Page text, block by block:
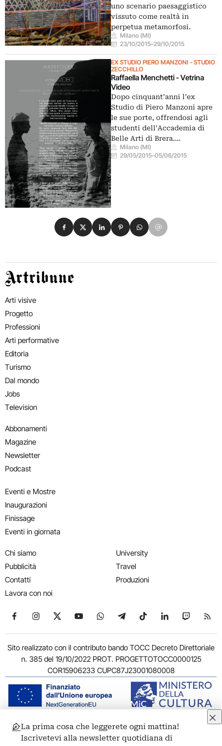
uno scenario paesaggistico
vissuto come realtà in
perpetua metamorfosi.
Milano (MI)
23/10/2015–29/10/2015
EX STUDIO PIERO MANZONI - STUDIO
ZECCHILLO
Raffaella Menchetti - Vetrina
Video
Dopo cinquant’anni l’ex
Studio di Piero Manzoni apre
le sue porte, offrendosi agli
studenti dell’Accademia di
Belle Arti di Brera.…
Milano (MI)
29/05/2015–05/06/2015
Condividi su Facebook
Condividi su X
Condividi su LinkedIn
Condividi su Pinterest
Condividi su WhatsApp
Condividi su Email
Artribune
Arti visive
Progetto
Professioni
Arti performative
Editoria
Turismo
Dal mondo
Jobs
Television
Abbonamenti
Magazine
Newsletter
Podcast
Eventi e Mostre
Inaugurazioni
Finissage
Eventi in giornata
Chi siamo
Pubblicità
Contatti
Lavora con noi
University
Travel
Produzioni
Seguici su Facebook
Seguici su Instagram
Seguici su X
Seguici su YouTube
Seguici su WhatsApp
Seguici su Telegram
Seguici su TikTok
Seguici su
Seguici
Sito realizzato con il contributo bando TOCC Decreto Direttoriale
n. 385 del 19/10/2022 PROT. PROGETTOTOCC0000125
COR15906233 CUPC87J23001080008
© 2011-2026 ARTRIBUNE srl – Corso Vittorio Emanuele II, 287 –
00186 Roma - P.I. 11381581005
La prima cosa che leggerete ogni mattina!
Iscrivetevi alla newsletter quotidiana di